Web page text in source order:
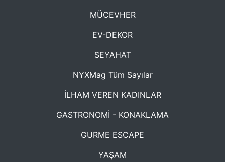
MÜCEVHER
EV-DEKOR
SEYAHAT
NYXMag Tüm Sayılar
İLHAM VEREN KADINLAR
GASTRONOMİ - KONAKLAMA
GURME ESCAPE
YAŞAM